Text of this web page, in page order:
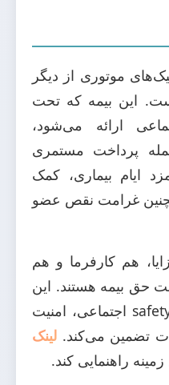
موتوری از دیگر
این بیمه که تحت
ارائه می‌شود،
پرداخت مستمری
ایام بیماری، کمک
غرامت نقص عضو
هم کارفرما و هم
حق بیمه هستند. این
پوشش به عنوان یک safety net اجتماعی، امنیت
تضمین می‌کند. لینک
راهنمایی کند.